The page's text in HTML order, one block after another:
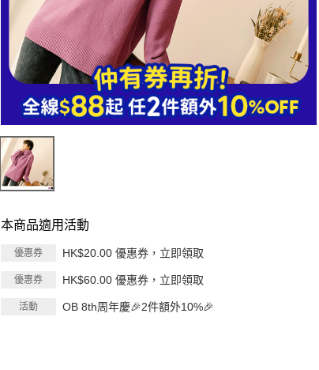
本商品適用活動
優惠券 HK$20.00 優惠券，立即領取
優惠券 HK$60.00 優惠券，立即領取
活動 OB 8th周年慶🎉2件額外10%🎉